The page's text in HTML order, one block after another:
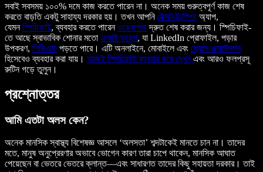
সবাই সবসময় ১০০% দমে কাজ করতে পারেন না। অনেক সময় গুরুত্বপূর্ণ কাজ শেষ
করতে বাড়তি একটু সাহায্য দরকার হয়। তখন আপনিটেক্সট-টু-স্পিচ অ্যাপ,
যেমনস্পিচিফাই, ব্যবহার করতে পারেনওয়েবপেজদ্রুত শেষ করার জন্য। স্পিচিফাই-
তে আছে স্বাভাবিক শোনার মতো এআই ভয়েস, যা LinkedIn প্রোফাইল, পড়ার
উপকরণ, পিডিএফ পড়তে পারে। এটি অনলাইনে, মোবাইলে এবং ক্রোম এক্সটেনশন
হিসেবেও ব্যবহার করা যায়। আজই স্পিচিফাই ব্যবহার করে দেখুনএবং আরও ফলপ্রসূ
রুটিন গড়ে তুলুন।
প্রশ্নোত্তর
আমি এতটা অলস কেন?
অনেক মানসিক স্বাস্থ্য বিশেষজ্ঞ আসলে ‘অলসতা’ শব্দটাকেই মানতে চান না। তাদের
মতে, মানুষ অনুপ্রেরণার অভাবে ভোগেন কারণ তারা চাপে থাকেন, মানসিক আঘাত
পেয়েছেন বা ভেতরে ভেতরে ক্লান্ত—এবং সাধারণত তাদের কিছু সহায়তা দরকার। তাই